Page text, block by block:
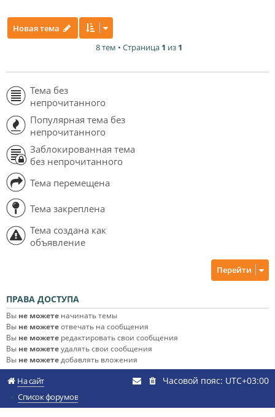
Новая тема
8 тем • Страница 1 из 1
Тема без
непрочитанного
Популярная тема без
непрочитанного
Заблокированная тема
без непрочитанного
Тема перемещена
Тема закреплена
Тема создана как
объявление
Перейти
ПРАВА ДОСТУПА
Вы не можете начинать темы
Вы не можетеотвечать на сообщения
Вы не можете редактировать свои сообщения
Вы не можетеудалять свои сообщения
Вы не можетедобавлять вложения
На сайт
Список форумов
Часовой пояс: UTC+03:00